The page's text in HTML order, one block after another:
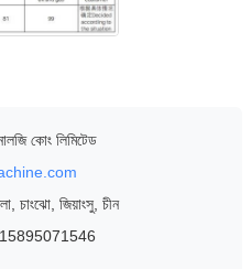
কোং লিমিটেড
চাংঝো, জিয়াংসু, চীন